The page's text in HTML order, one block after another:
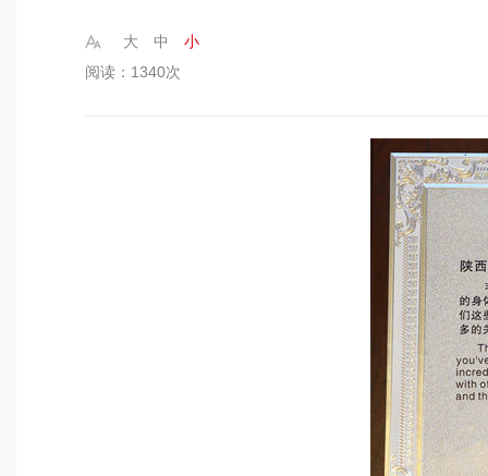
大 中
小
阅读：1340次